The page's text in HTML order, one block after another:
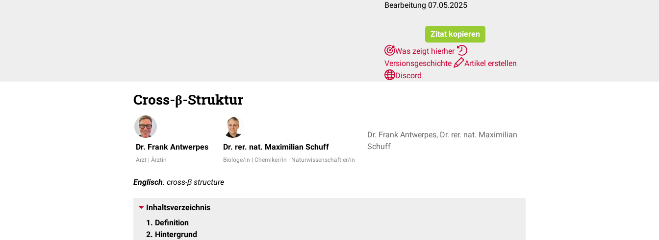
Bearbeitung 07.05.2025
Zitat kopieren
Was zeigt hierher
Versionsgeschichte
Artikel erstellen
Discord
Cross-β-Struktur
Dr. Frank Antwerpes
Arzt | Ärztin
Dr. rer. nat. Maximilian Schuff
Biologe/in | Chemiker/in | Naturwissenschaftler/in
Dr. Frank Antwerpes, Dr. rer. nat. Maximilian
Schuff
Englisch: cross-β structure
Inhaltsverzeichnis
1
Definition
2 Hintergrund